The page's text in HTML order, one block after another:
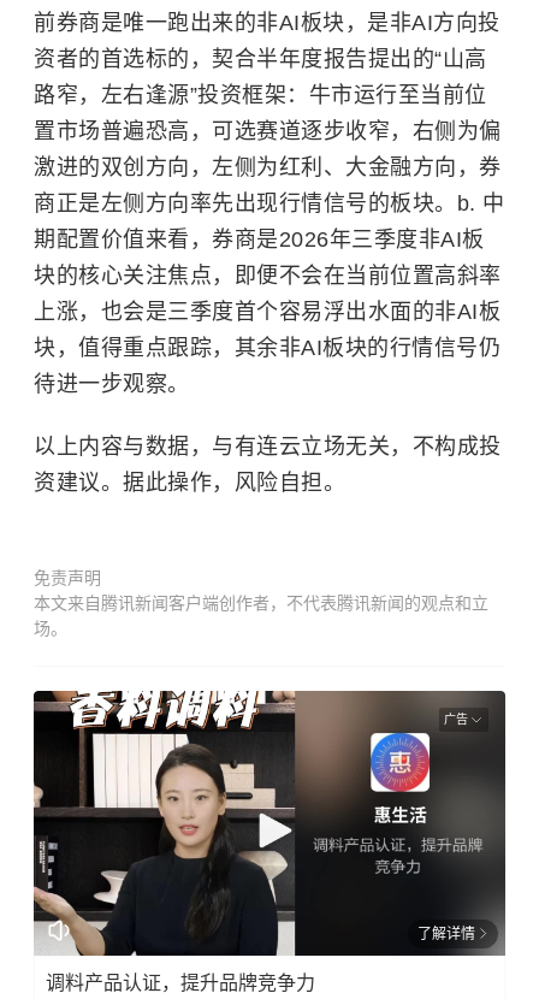
前券商是唯一跑出来的非AI板块，是非AI方向投
资者的首选标的，契合半年度报告提出的“山高
路窄，左右逢源”投资框架：牛市运行至当前位
置市场普遍恐高，可选赛道逐步收窄，右侧为偏
激进的双创方向，左侧为红利、大金融方向，券
商正是左侧方向率先出现行情信号的板块。b. 中
期配置价值来看，券商是2026年三季度非AI板
块的核心关注焦点，即便不会在当前位置高斜率
上涨，也会是三季度首个容易浮出水面的非AI板
块，值得重点跟踪，其余非AI板块的行情信号仍
待进一步观察。
以上内容与数据，与有连云立场无关，不构成投
资建议。据此操作，风险自担。
免责声明
本文来自腾讯新闻客户端创作者，不代表腾讯新闻的观点和立
场。
广告
了解详情
调料产品认证，提升品牌竞争力